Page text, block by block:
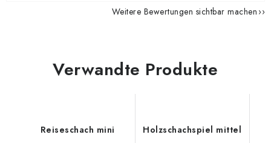
Weitere Bewertungen sichtbar machen
Verwandte Produkte
Reiseschach mini Holzschachspiel mittel